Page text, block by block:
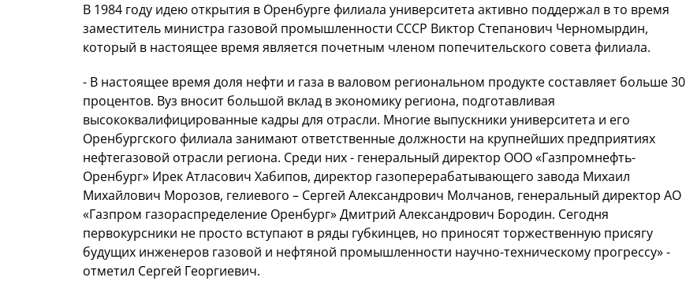
В 1984 году идею открытия в Оренбурге филиала университета активно поддержал в то время
заместитель министра газовой промышленности СССР Виктор Степанович Черномырдин,
который в настоящее время является почетным членом попечительского совета филиала.
- В настоящее время доля нефти и газа в валовом региональном продукте составляет больше 30
процентов. Вуз вносит большой вклад в экономику региона, подготавливая
высококвалифицированные кадры для отрасли. Многие выпускники университета и его
Оренбургского филиала занимают ответственные должности на крупнейших предприятиях
нефтегазовой отрасли региона. Среди них - генеральный директор ООО «Газпромнефть-
Оренбург» Ирек Атласович Хабипов, директор газоперерабатывающего завода Михаил
Михайлович Морозов, гелиевого – Сергей Александрович Молчанов, генеральный директор АО
«Газпром газораспределение Оренбург» Дмитрий Александрович Бородин. Сегодня
первокурсники не просто вступают в ряды губкинцев, но приносят торжественную присягу
будущих инженеров газовой и нефтяной промышленности научно-техническому прогрессу» -
отметил Сергей Георгиевич.